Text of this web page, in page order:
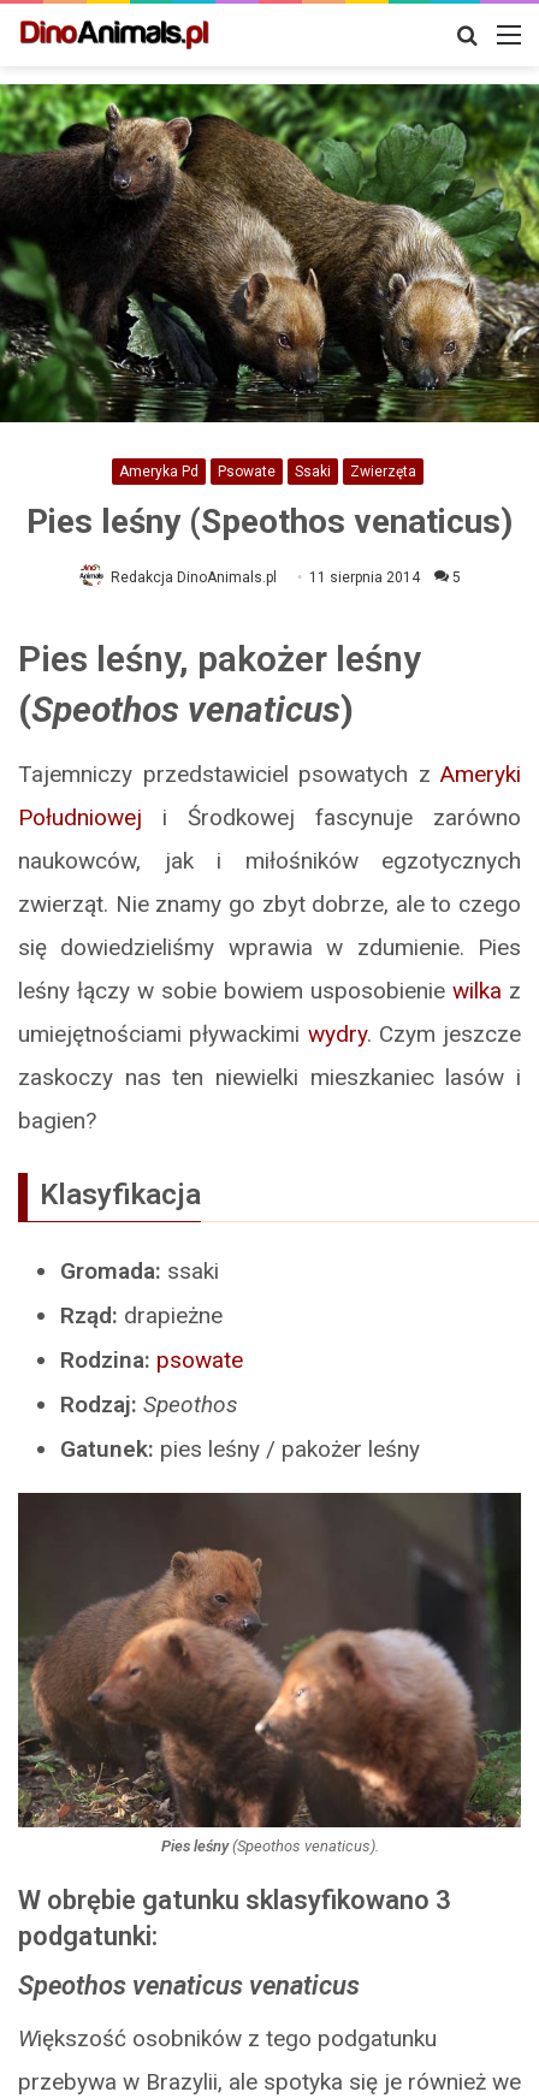
Szukaj
Ameryka Pd Psowate Ssaki Zwierzęta
Pies leśny (Speothos venaticus)
Redakcja DinoAnimals.pl 11 sierpnia 2014 5
Pies leśny, pakożer leśny
(Speothos venaticus)
Tajemniczy przedstawiciel psowatych z Ameryki
Południowej i Środkowej fascynuje zarówno
naukowców, jak i miłośników egzotycznych
zwierząt. Nie znamy go zbyt dobrze, ale to czego
się dowiedzieliśmy wprawia w zdumienie. Pies
leśny łączy w sobie bowiem usposobienie wilka z
umiejętnościami pływackimi wydry. Czym jeszcze
zaskoczy nas ten niewielki mieszkaniec lasów i
bagien?
Klasyfikacja
Gromada: ssaki
Rząd: drapieżne
Rodzina: psowate
Rodzaj: Speothos
Gatunek: pies leśny / pakożer leśny
Pies leśny(Speothos venaticus).
W obrębie gatunku sklasyfikowano 3
podgatunki:
Speothos venaticus venaticus
Większość osobników z tego podgatunku
przebywa w Brazylii, ale spotyka się je również we